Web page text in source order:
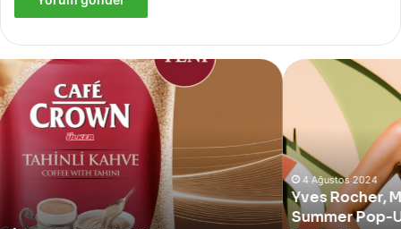
Yves
Rocher,
Momo
Bodrum’da
Alan
Summer
Pop-
4 Ağustos 2024
Yves Rocher, Momo Bodrum’da Yer Alan Yeni
Summer Pop-Up Mağazasını Özel Bir Davet İle